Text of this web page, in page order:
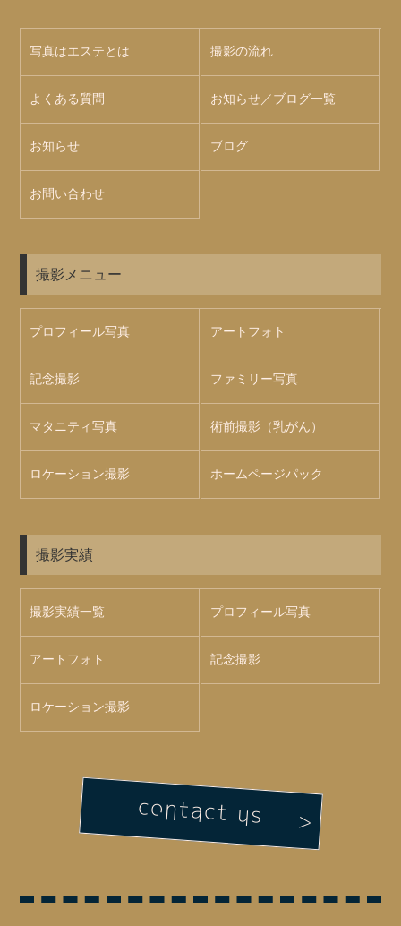
写真はエステとは 撮影の流れ
よくある質問 お知らせ／ブログ一覧
お知らせ ブログ
お問い合わせ
撮影メニュー
プロフィール写真 アートフォト
記念撮影 ファミリー写真
マタニティ写真 術前撮影（乳がん）
ロケーション撮影 ホームページパック
撮影実績
撮影実績一覧 プロフィール写真
アートフォト 記念撮影
ロケーション撮影
contact us